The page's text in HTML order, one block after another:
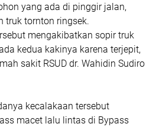
yang ada di pinggir jalan,
truk tornton ringsek.
mengakibatkan sopir truk
kedua kakinya karena terjepit,
sakit RSUD dr. Wahidin Sudiro
kecalakaan tersebut
macet lalu lintas di Bypass